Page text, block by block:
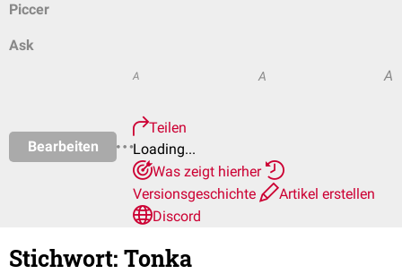
Piccer
Ask
Bearbeiten
A A A
Teilen
Loading...
Was zeigt hierher
Versionsgeschichte
Artikel erstellen
Discord
Stichwort: Tonka